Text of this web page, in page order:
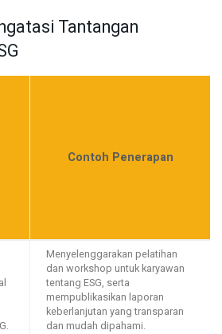
Tantangan
Contoh Penerapan
Menyelenggarakan pelatihan
dan workshop untuk karyawan
tentang ESG, serta
mempublikasikan laporan
keberlanjutan yang transparan
dan mudah dipahami.